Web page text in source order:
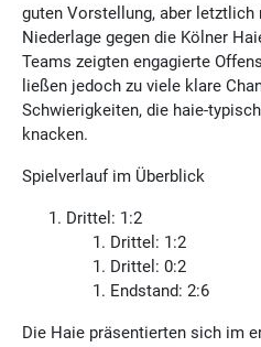
guten Vorstellung, aber
Niederlage gegen die Kölner
Teams zeigten engagierte
ließen jedoch zu viele klare
Schwierigkeiten, die haie-
knacken.
Spielverlauf im Überblick
Drittel: 1:2
Drittel: 1:2
Drittel: 0:2
Endstand: 2:6
Die Haie präsentierten sich im